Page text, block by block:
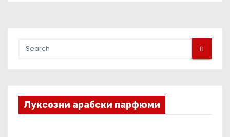
Луксозни арабски парфюми